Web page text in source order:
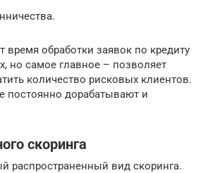
время обработки заявок по кредиту
но самое главное – позволяет
количество рисковых клиентов.
постоянно дорабатывают и
скоринга
распространенный вид скоринга.